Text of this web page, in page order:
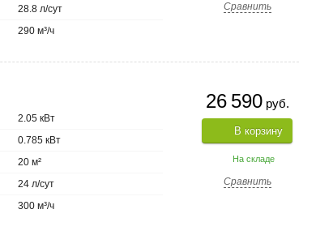
Сравнить
28.8 л/сут
290 м³/ч
26 590руб.
В корзину
На складе
Сравнить
2.05 кВт
0.785 кВт
20 м²
24 л/сут
300 м³/ч